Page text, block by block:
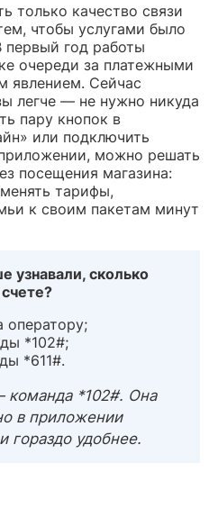
только качество связи
чтобы услугами было
первый год работы
очереди за платежными
явлением. Сейчас
легче — не нужно никуда
пару кнопок в
или подключить
можно решать
посещения магазина:
тарифы,
к своим пакетам минут
узнавали, сколько
*102#;
*611#.
команда *102#. Она
в приложении
гораздо удобнее.